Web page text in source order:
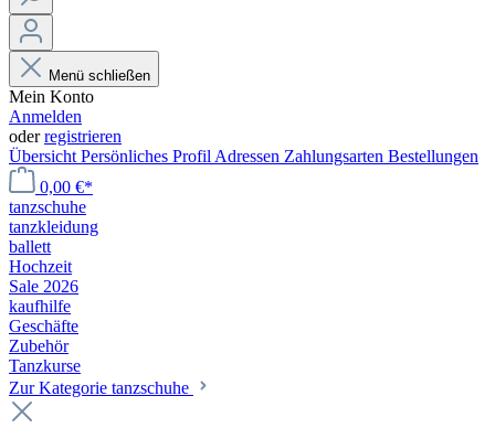
Menü schließen
Mein Konto
Anmelden
oderregistrieren
Übersicht Persönliches Profil Adressen Zahlungsarten Bestellungen
0,00 €*
tanzschuhe
tanzkleidung
ballett
Hochzeit
Sale 2026
kaufhilfe
Geschäfte
Zubehör
Tanzkurse
Zur Kategorie tanzschuhe